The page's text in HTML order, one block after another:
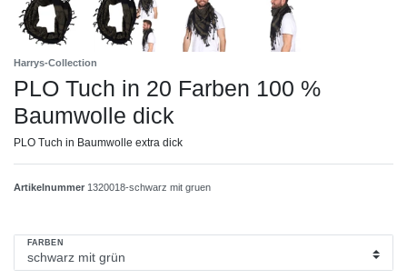
Harrys-Collection
PLO Tuch in 20 Farben 100 %
Baumwolle dick
PLO Tuch in Baumwolle extra dick
Artikelnummer 1320018-schwarz mit gruen
FARBEN